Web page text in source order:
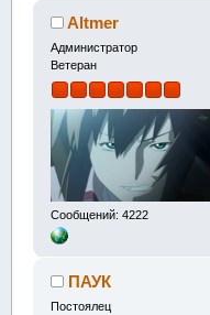
Altmer
Администратор
Ветеран
Сообщений: 4222
ПАУК
Постоялец